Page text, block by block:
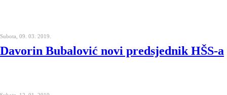
Subota, 09. 03. 2019.
Davorin Bubalović novi predsjednik HŠS-a